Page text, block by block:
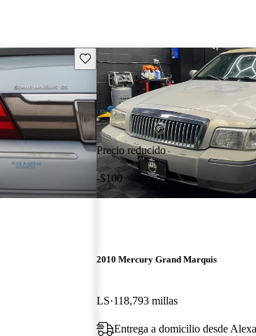
Guarda este Aviso
Precio reducido
-$100
2010 Mercury Grand Marquis
LS 118,793 millas
Entrega a domicilio desde